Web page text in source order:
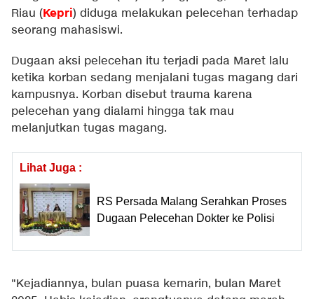
Riau (Kepri) diduga melakukan pelecehan terhadap
seorang mahasiswi.
Dugaan aksi pelecehan itu terjadi pada Maret lalu
ketika korban sedang menjalani tugas magang dari
kampusnya. Korban disebut trauma karena
pelecehan yang dialami hingga tak mau
melanjutkan tugas magang.
Lihat Juga :
RS Persada Malang Serahkan Proses
Dugaan Pelecehan Dokter ke Polisi
"Kejadiannya, bulan puasa kemarin, bulan Maret